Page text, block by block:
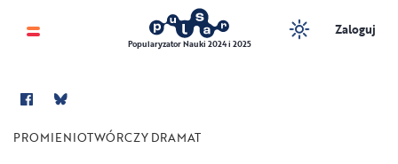
Popularyzator Nauki 2024 i 2025
Zaloguj
PROMIENIOTWÓRCZY DRAMAT